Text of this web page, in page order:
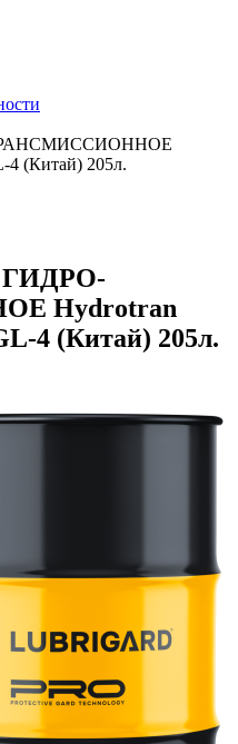
4 (Китай) 205л.
ГИДРО-
Hydrotran
4 (Китай) 205л.